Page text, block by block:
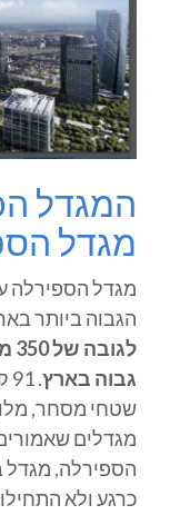
המגדל
מגדל
מגדל הספירלה
הגבוה ביותר
לגובה של 350 מטר
גבוה בארץ
מגדלים
כרגע ולא